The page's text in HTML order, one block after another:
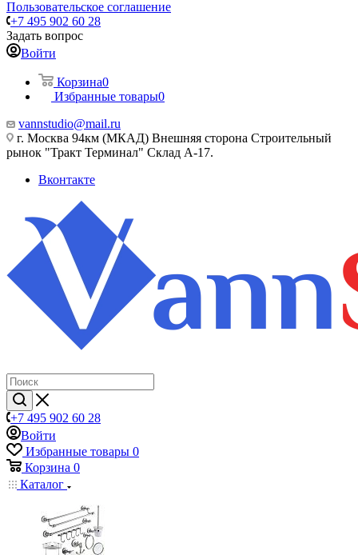
Пользовательское соглашение
+7 495 902 60 28
Задать вопрос
Войти
Корзина0
Избранные товары0
vannstudio@mail.ru
г. Москва 94км (МКАД) Внешняя сторона Строительный
рынок "Тракт Терминал" Склад А-17.
Вконтакте
+7 495 902 60 28
Войти
Избранные товары 0
Корзина 0
Каталог